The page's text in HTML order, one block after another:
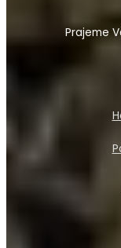
Prajeme